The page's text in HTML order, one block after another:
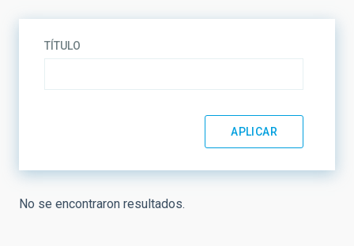
navegación
TÍTULO
No se encontraron resultados.